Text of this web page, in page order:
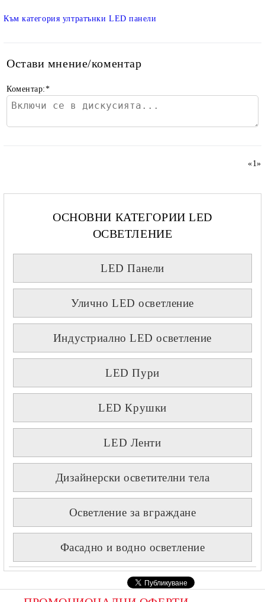
Към категория ултратънки LED панели
Остави мнение/коментар
Коментар:*
«1»
ОСНОВНИ КАТЕГОРИИ LED
ОСВЕТЛЕНИЕ
LED Панели
Улично LED осветление
Индустриално LED осветление
LED Пури
LED Крушки
LED Ленти
Дизайнерски осветителни тела
Осветление за вграждане
Фасадно и водно осветление